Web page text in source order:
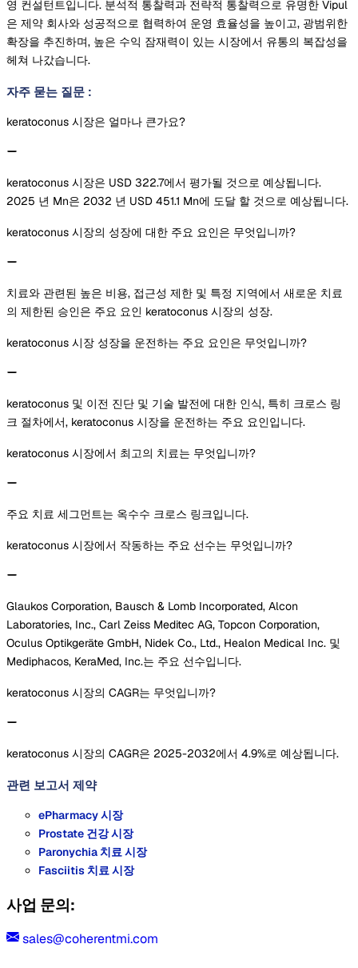
영 컨설턴트입니다. 분석적 통찰력과 전략적 통찰력으로 유명한 Vipul
은 제약 회사와 성공적으로 협력하여 운영 효율성을 높이고, 광범위한
확장을 추진하며, 높은 수익 잠재력이 있는 시장에서 유통의 복잡성을
헤쳐 나갔습니다.
자주 묻는 질문 :
keratoconus 시장은 얼마나 큰가요?
keratoconus 시장은 USD 322.7에서 평가될 것으로 예상됩니다.
2025 년 Mn은 2032 년 USD 451.1 Mn에 도달 할 것으로 예상됩니다.
keratoconus 시장의 성장에 대한 주요 요인은 무엇입니까?
치료와 관련된 높은 비용, 접근성 제한 및 특정 지역에서 새로운 치료
의 제한된 승인은 주요 요인 keratoconus 시장의 성장.
keratoconus 시장 성장을 운전하는 주요 요인은 무엇입니까?
keratoconus 및 이전 진단 및 기술 발전에 대한 인식, 특히 크로스 링
크 절차에서, keratoconus 시장을 운전하는 주요 요인입니다.
keratoconus 시장에서 최고의 치료는 무엇입니까?
주요 치료 세그먼트는 옥수수 크로스 링크입니다.
keratoconus 시장에서 작동하는 주요 선수는 무엇입니까?
Glaukos Corporation, Bausch & Lomb Incorporated, Alcon
Laboratories, Inc., Carl Zeiss Meditec AG, Topcon Corporation,
Oculus Optikgeräte GmbH, Nidek Co., Ltd., Healon Medical Inc. 및
Mediphacos, KeraMed, Inc.는 주요 선수입니다.
keratoconus 시장의 CAGR는 무엇입니까?
keratoconus 시장의 CAGR은 2025-2032에서 4.9%로 예상됩니다.
관련 보고서 제약
ePharmacy 시장
Prostate 건강 시장
Paronychia 치료 시장
Fasciitis 치료 시장
사업 문의:
sales@coherentmi.com